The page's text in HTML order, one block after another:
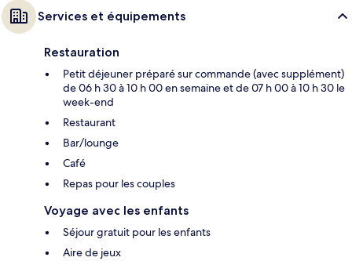
Services et équipements
Restauration
Petit déjeuner préparé sur commande (avec supplément)
de 06 h 30 à 10 h 00 en semaine et de 07 h 00 à 10 h 30 le
week-end
Restaurant
Bar/lounge
Café
Repas pour les couples
Voyage avec les enfants
Séjour gratuit pour les enfants
Aire de jeux